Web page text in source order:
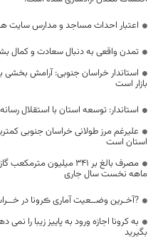
اعتبار احداث مساجد و مدارس
تمدن واقعی به دنبال سعادت و کمال
استاندار خراسان جنوبی: آرامش بخشی
بازار است
استاندار: توسعه استان با استقلال
علیرغم مرز طولانی خراسان جنوبی
استان است
ماهه نخست سال جاری
?آخـرین وضــعیت آماری ڪرونا در
به کرونا اجازه ورود به پاییز زیبا را
بگیرید